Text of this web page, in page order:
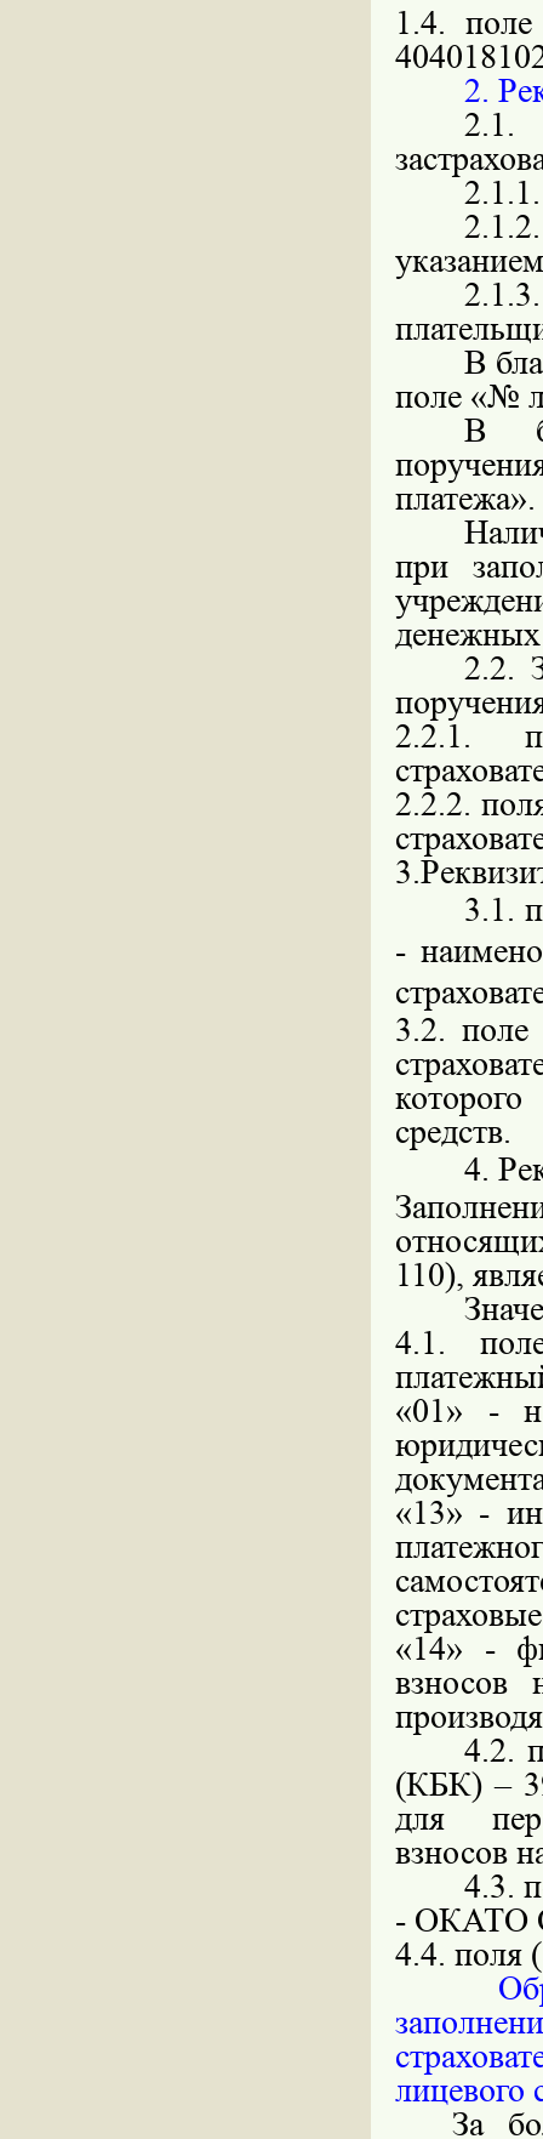
1.4.
2.
2.1.
В
поле «№
В
платежа».
при
денежных
2.2.
2.2.1.
2.2.2.
3.1.
-
3.2. поле
средств.
4.
110),
4.1.
«01» -
«13» -
«14» -
взносов
4.2.
(КБК) –
для
взносов
4.3.
- ОКАТО
4.4. поля
лицевого
За